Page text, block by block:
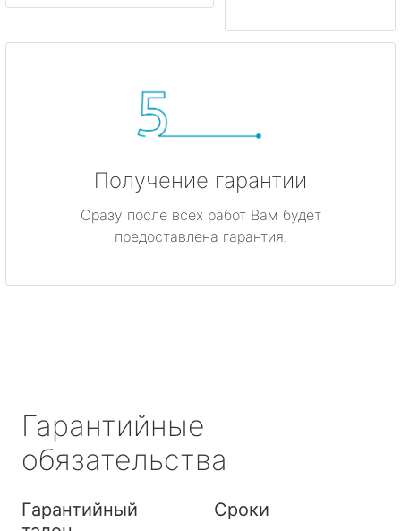
Получение гарантии
Сразу после всех работ Вам будет
предоставлена гарантия.
Гарантийные
обязательства
Гарантийный
Сроки